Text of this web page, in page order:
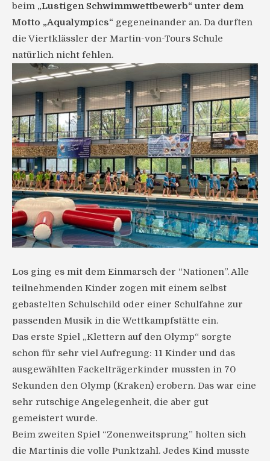
beim „Lustigen Schwimmwettbewerb“ unter dem
Motto „Aqualympics“ gegeneinander an. Da durften
die Viertklässler der Martin-von-Tours Schule
natürlich nicht fehlen.
Los ging es mit dem Einmarsch der “Nationen”. Alle
teilnehmenden Kinder zogen mit einem selbst
gebastelten Schulschild oder einer Schulfahne zur
passenden Musik in die Wettkampfstätte ein.
Das erste Spiel „Klettern auf den Olymp“ sorgte
schon für sehr viel Aufregung: 11 Kinder und das
ausgewählten Fackelträgerkinder mussten in 70
Sekunden den Olymp (Kraken) erobern. Das war eine
sehr rutschige Angelegenheit, die aber gut
gemeistert wurde.
Beim zweiten Spiel “Zonenweitsprung” holten sich
die Martinis die volle Punktzahl. Jedes Kind musste